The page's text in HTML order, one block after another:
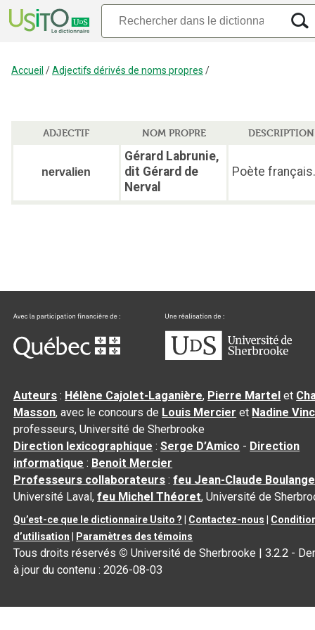
Accueil /Adjectifs dérivés de noms propres /
ADJECTIF NOM PROPRE DESCRIPTION
nervalien
Gérard Labrunie,
dit Gérard de
Nerval
Poète français.
Auteurs : Hélène Cajolet-Laganière, Pierre Martel et
Masson, avec le concours de Louis Mercier et Nadine
professeurs, Université de Sherbrooke
Direction lexicographique :Serge D’Amico - Direction
informatique : Benoit Mercier
Professeurs collaborateurs :feu Jean-Claude
Université Laval,feu Michel Théoret, Université de
Qu’est-ce que le dictionnaire Usito ? Contactez-nous
d’utilisation
Paramètres des témoins
Tous droits réservés © Université de Sherbrooke |3.2.2 -
à jour du contenu :2026-08-03